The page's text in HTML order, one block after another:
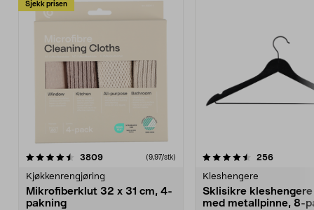
Sjekk prisen
3809anmeldelser(9,97/stk)
Kjøkkenrengjøring
Mikrofiberklut 32 x 31 cm, 4-
pakning
4.5av 5 stjerner 256
Kleshengere
Sklisikre
med metallpinne, 8-
4.5av 5 stjerner